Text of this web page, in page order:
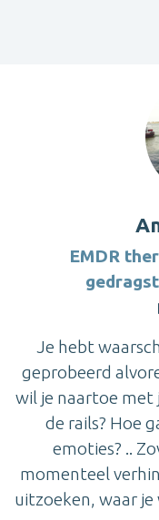
EMDR
Je hebt
geprobeerd
wil je naartoe met
de rails? Hoe
emoties? ..
momenteel
uitzoeken, waar